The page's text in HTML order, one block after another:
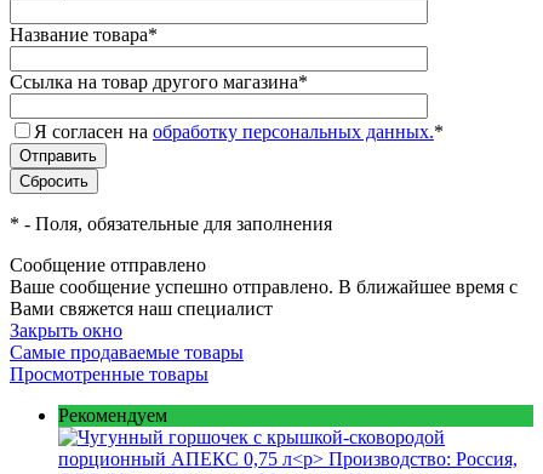
Название товара*
Ссылка на товар другого магазина*
Я согласен на обработку персональных данных.*
* - Поля, обязательные для заполнения
Сообщение отправлено
Ваше сообщение успешно отправлено. В ближайшее время с
Вами свяжется наш специалист
Закрыть окно
Самые продаваемые товары
Просмотренные товары
Рекомендуем